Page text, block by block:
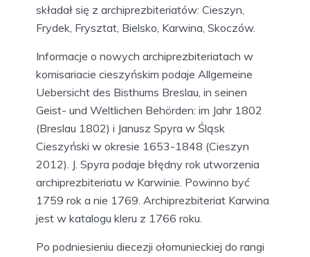
składał się z archiprezbiteriatów: Cieszyn,
Frydek, Frysztat, Bielsko, Karwina, Skoczów.
Informacje o nowych archiprezbiteriatach w
komisariacie cieszyńskim podaje Allgemeine
Uebersicht des Bisthums Breslau, in seinen
Geist- und Weltlichen Behörden: im Jahr 1802
(Breslau 1802) i Janusz Spyra w Śląsk
Cieszyński w okresie 1653-1848 (Cieszyn
2012). J. Spyra podaje błędny rok utworzenia
archiprezbiteriatu w Karwinie. Powinno być
1759 rok a nie 1769. Archiprezbiteriat Karwina
jest w katalogu kleru z 1766 roku.
Po podniesieniu diecezji ołomunieckiej do rangi